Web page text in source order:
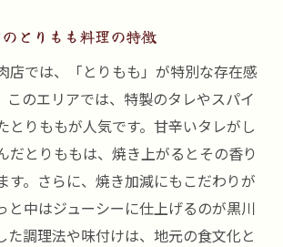
ロが語るとりももの魅力
しか味わえないとりももの秘密
感じる黒川駅ととりももの美味し
化の深淵を知る
が織りなす地域の味
での焼肉文化体験のすすめ
とりもも料理の特徴
店では、「とりもも」が特別な存在感
このエリアでは、特製のタレやスパイ
とりももが人気です。甘辛いタレがし
だとりももは、焼き上がるとその香り
す。さらに、焼き加減にもこだわりが
と中はジューシーに仕上げるのが黒川
た調理法や味付けは、地元の食文化と